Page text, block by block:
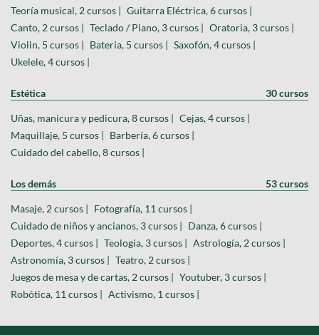
Teoría musical, 2 cursos | Guitarra Eléctrica, 6 cursos |
Canto, 2 cursos | Teclado / Piano, 3 cursos | Oratoria, 3 cursos |
Violin, 5 cursos | Bateria, 5 cursos | Saxofón, 4 cursos |
Ukelele, 4 cursos |
Estética 30 cursos
Uñas, manicura y pedicura, 8 cursos | Cejas, 4 cursos |
Maquillaje, 5 cursos | Barbería, 6 cursos |
Cuidado del cabello, 8 cursos |
Los demás 53 cursos
Masaje, 2 cursos | Fotografía, 11 cursos |
Cuidado de niños y ancianos, 3 cursos | Danza, 6 cursos |
Deportes, 4 cursos | Teologia, 3 cursos | Astrología, 2 cursos |
Astronomía, 3 cursos | Teatro, 2 cursos |
Juegos de mesa y de cartas, 2 cursos | Youtuber, 3 cursos |
Robótica, 11 cursos | Activismo, 1 cursos |